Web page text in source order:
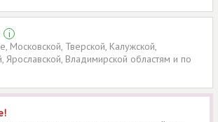
i
Московской, Тверской, Калужской,
Ярославской, Владимирской областям и по